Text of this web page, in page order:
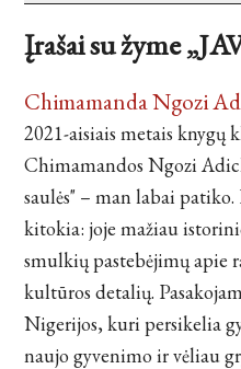
Įrašai su žyme
Chimamanda Ngozi
2021-aisiais metais knygų
Chimamandos Ngozi
saulės" – man labai
kitokia: joje mažiau
smulkių pastebėjimų apie
kultūros detalių.
Nigerijos, kuri persikelia
naujo gyvenimo ir vėliau